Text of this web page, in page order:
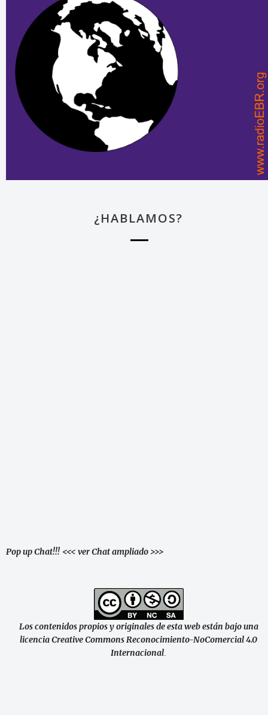
¿HABLAMOS?
Pop up Chat!!! <<< ver Chat ampliado >>>
Los contenidos propios y originales de esta web están bajo una
licencia Creative Commons Reconocimiento-NoComercial 4.0
Internacional